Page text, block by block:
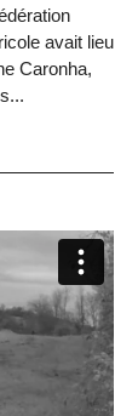
avait lieu
Caronha,